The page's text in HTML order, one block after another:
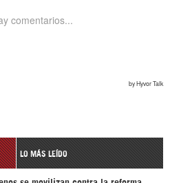
LO MÁS LEÍDO
se movilizan contra la reforma